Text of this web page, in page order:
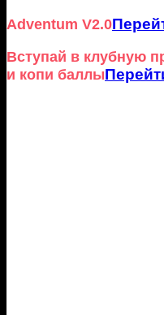
Adventum V2.0
Вступай в клубную
и копи баллы